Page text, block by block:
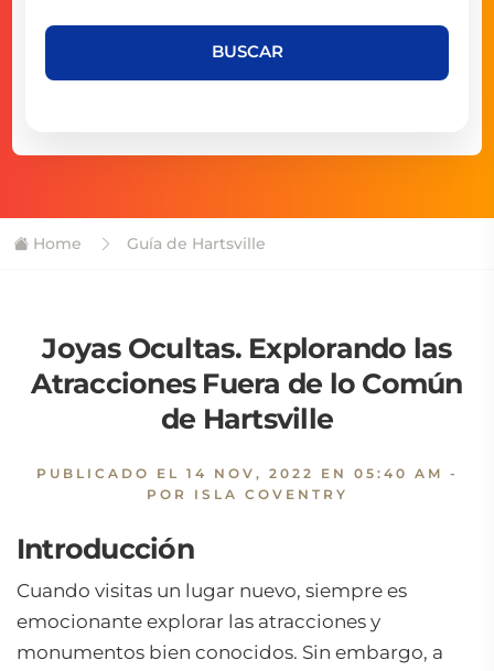
BUSCAR
Home Guía de Hartsville
Joyas Ocultas. Explorando las
Atracciones Fuera de lo Común
de Hartsville
PUBLICADO EL 14 NOV, 2022 EN 05:40 AM -
POR ISLA COVENTRY
Introducción
Cuando visitas un lugar nuevo, siempre es
emocionante explorar las atracciones y
monumentos bien conocidos. Sin embargo, a